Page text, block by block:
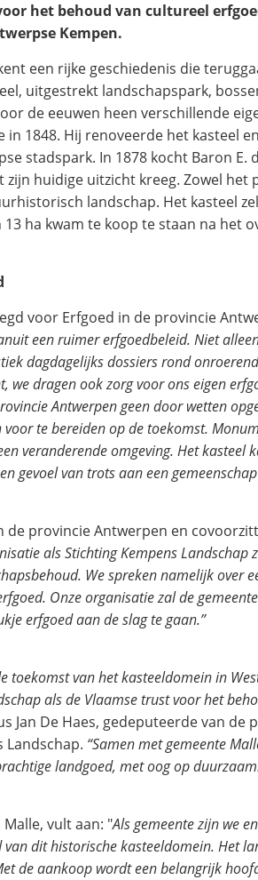
het behoud van cultureel
Kempen.
een rijke geschiedenis die
uitgestrekt landschapspark,
de eeuwen heen verschillende
1848. Hij renoveerde het kasteel
stadspark. In 1878 kocht Baron E.
huidige uitzicht kreeg. Zowel het
landschap. Het kasteel
ha kwam te koop te staan na het
voor Erfgoed in de provincie
een ruimer erfgoedbeleid. Niet
dagdagelijks dossiers rond
we dragen ook zorg voor ons eigen
Antwerpen geen door wetten
te bereiden op de toekomst.
veranderende omgeving. Het kasteel
gevoel van trots aan een
de provincie Antwerpen en
als Stichting Kempens
We spreken namelijk over
Onze organisatie zal de
erfgoed aan de slag te gaan.”
toekomst van het kasteeldomein in
als de Vlaamse trust voor het
Jan De Haes, gedeputeerde van de
Landschap. “Samen met gemeente
landgoed, met oog op
vult aan: "Als gemeente zijn we
dit historische kasteeldomein. Het
de aankoop wordt een belangrijk